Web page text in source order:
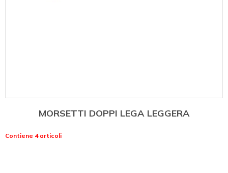
MORSETTI DOPPI LEGA LEGGERA
Contiene 4 articoli